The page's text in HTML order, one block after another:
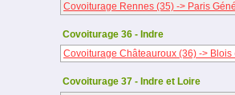
Covoiturage Rennes (35) -> Paris
Covoiturage 36 - Indre
Covoiturage Châteauroux (36) -> Blois
Covoiturage 37 - Indre et Loire